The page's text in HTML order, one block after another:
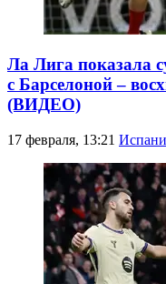
Ла Лига показала
с Барселоной –
(ВИДЕО)
17 февраля, 13:21